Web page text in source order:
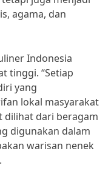
agama, dan
Indonesia
tinggi. “Setiap
yang
lokal masyarakat
dilihat dari beragam
digunakan dalam
warisan nenek